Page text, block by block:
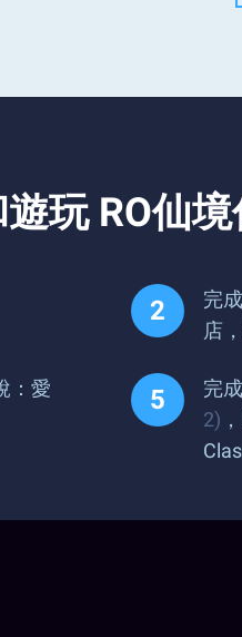
玩 RO仙
完
店
：愛
完
2)